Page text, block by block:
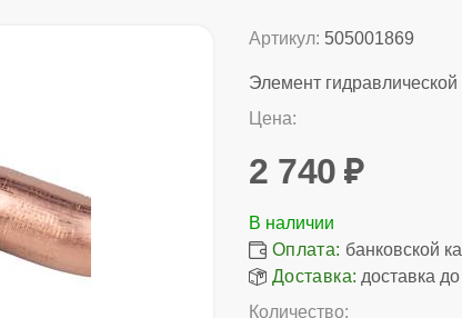
Артикул: 505001869
Элемент
Цена:
2 740
Оплата: банковской
Доставка: доставка
Количество: